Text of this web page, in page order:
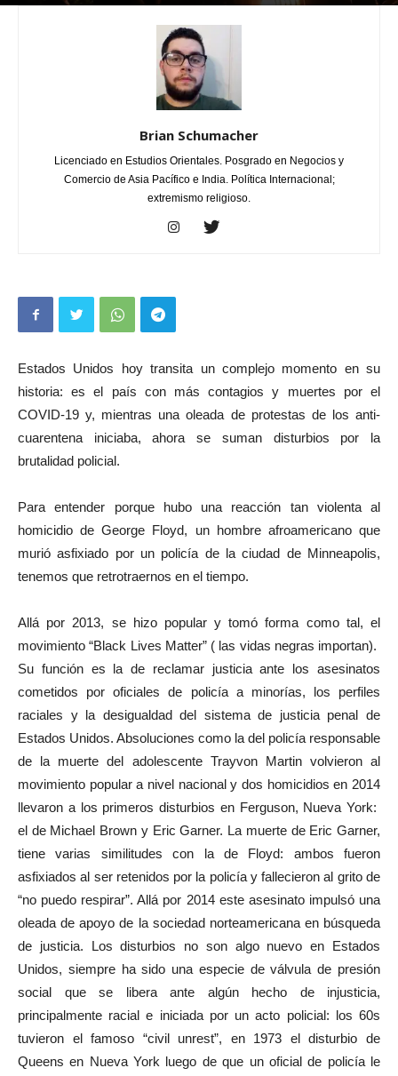
Brian Schumacher
Licenciado en Estudios Orientales. Posgrado en Negocios y
Comercio de Asia Pacífico e India. Política Internacional;
extremismo religioso.
Estados Unidos hoy transita un complejo momento en su
historia: es el país con más contagios y muertes por el
COVID-19 y, mientras una oleada de protestas de los anti-
cuarentena iniciaba, ahora se suman disturbios por la
brutalidad policial.
Para entender porque hubo una reacción tan violenta al
homicidio de George Floyd, un hombre afroamericano que
murió asfixiado por un policía de la ciudad de Minneapolis,
tenemos que retrotraernos en el tiempo.
Allá por 2013, se hizo popular y tomó forma como tal, el
movimiento “Black Lives Matter” ( las vidas negras importan).
Su función es la de reclamar justicia ante los asesinatos
cometidos por oficiales de policía a minorías, los perfiles
raciales y la desigualdad del sistema de justicia penal de
Estados Unidos. Absoluciones como la del policía responsable
de la muerte del adolescente Trayvon Martin volvieron al
movimiento popular a nivel nacional y dos homicidios en 2014
llevaron a los primeros disturbios en Ferguson, Nueva York:
el de Michael Brown y Eric Garner. La muerte de Eric Garner,
tiene varias similitudes con la de Floyd: ambos fueron
asfixiados al ser retenidos por la policía y fallecieron al grito de
“no puedo respirar”. Allá por 2014 este asesinato impulsó una
oleada de apoyo de la sociedad norteamericana en búsqueda
de justicia. Los disturbios no son algo nuevo en Estados
Unidos, siempre ha sido una especie de válvula de presión
social que se libera ante algún hecho de injusticia,
principalmente racial e iniciada por un acto policial: los 60s
tuvieron el famoso “civil unrest”, en 1973 el disturbio de
Queens en Nueva York luego de que un oficial de policía le